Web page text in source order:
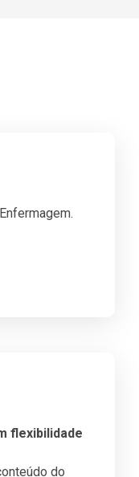
flexibilidade
do